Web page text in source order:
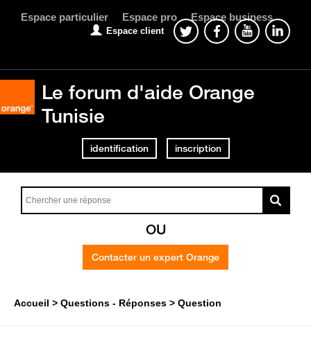
Espace particulier Espace pro Espace business
Espace client
Le forum d'aide Orange
Tunisie
identification inscription
OU
Contacter un expert Orange
Accueil Questions - Réponses Question